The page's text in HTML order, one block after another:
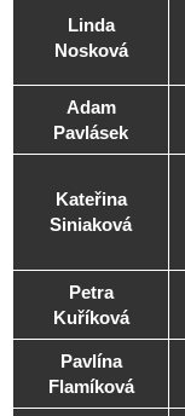
Linda
Nosková
Adam
Pavlásek
Kateřina
Siniaková
Petra
Kuříková
Pavlína
Flamíková